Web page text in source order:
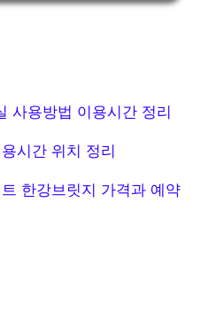
사용방법 이용시간 정리
시간 위치 정리
한강브릿지 가격과 예약